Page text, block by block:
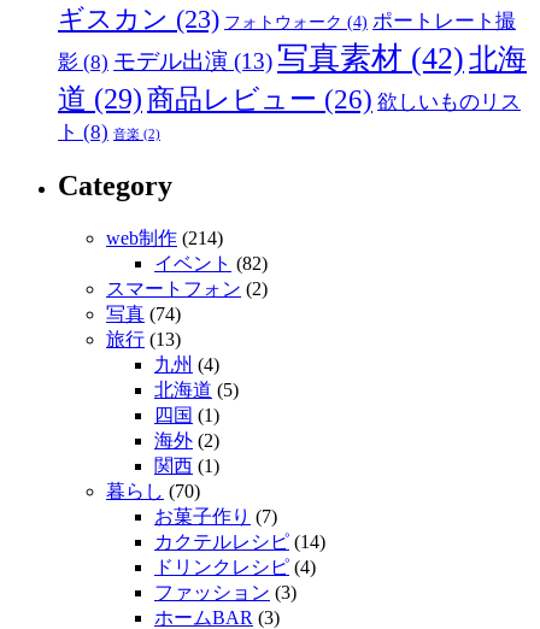
ギスカン (23) フォトウォーク (4) ポートレート撮
影 (8) モデル出演 (13) 写真素材 (42)北海
道 (29)商品レビュー (26) 欲しいものリス
ト (8) 音楽 (2)
Category
web制作 (214)
イベント (82)
スマートフォン (2)
写真 (74)
旅行 (13)
九州 (4)
北海道 (5)
四国 (1)
海外 (2)
関西 (1)
暮らし (70)
お菓子作り (7)
カクテルレシピ (14)
ドリンクレシピ (4)
ファッション (3)
ホームBAR (3)